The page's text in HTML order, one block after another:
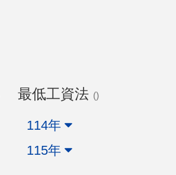
最低工資法 ()
114年
115年